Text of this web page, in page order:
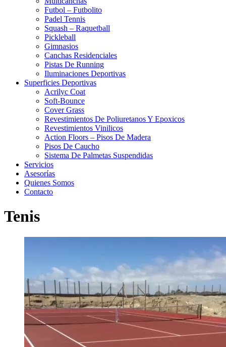
Futbol – Futbolito
Padel Tennis
Squash – Raquetball
Pickleball
Gimnasios
Canchas Residenciales
Pistas De Running
Iluminaciones Deportivas
Superficies Deportivas
Acrilyc Coat
Soft-Bounce
Cover Grass
Revestimientos De Poliuretanos Y Epoxicos
Revestimientos Vinilicos
Action Floors – Pisos De Madera
Pisos De Caucho
Sistema De Palmetas Suspendidas
Servicios
Asesorías
Quienes Somos
Contacto
Tenis